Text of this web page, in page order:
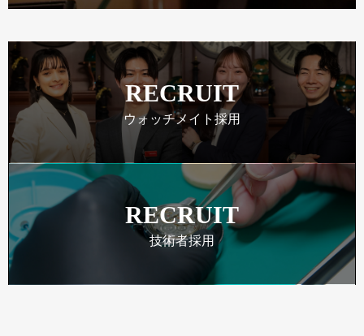
RECRUIT
ウォッチメイト採用
RECRUIT
技術者採用